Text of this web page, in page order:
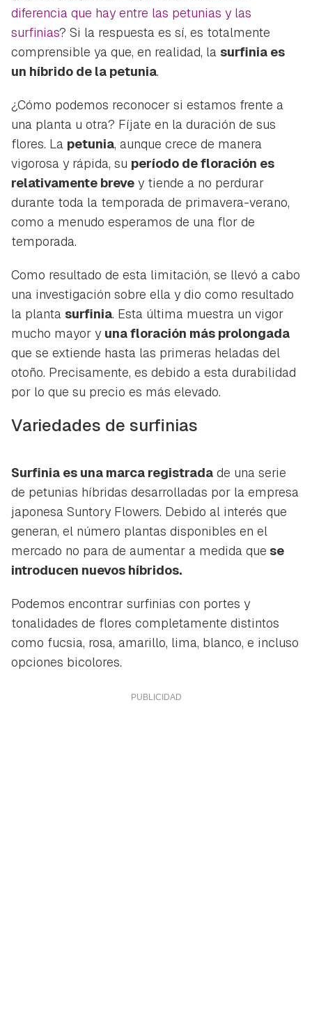
diferencia que hay entre las petunias y las
surfinias? Si la respuesta es sí, es totalmente
comprensible ya que, en realidad, la surfinia es
un híbrido de la petunia.
¿Cómo podemos reconocer si estamos frente a
una planta u otra? Fíjate en la duración de sus
flores. La petunia, aunque crece de manera
vigorosa y rápida, su período de floración es
relativamente breve y tiende a no perdurar
durante toda la temporada de primavera-verano,
como a menudo esperamos de una flor de
temporada.
Como resultado de esta limitación, se llevó a cabo
una investigación sobre ella y dio como resultado
la planta surfinia. Esta última muestra un vigor
mucho mayor y una floración más prolongada
que se extiende hasta las primeras heladas del
otoño. Precisamente, es debido a esta durabilidad
por lo que su precio es más elevado.
Variedades de surfinias
Surfinia es una marca registrada de una serie
de petunias híbridas desarrolladas por la empresa
japonesa Suntory Flowers. Debido al interés que
generan, el número plantas disponibles en el
mercado no para de aumentar a medida que se
introducen nuevos híbridos.
Podemos encontrar surfinias con portes y
tonalidades de flores completamente distintos
como fucsia, rosa, amarillo, lima, blanco, e incluso
opciones bicolores.